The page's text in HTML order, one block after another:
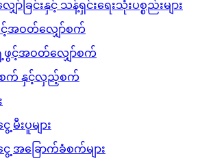
င်းနှင့် ကတ်စတင်းစက်များ
စက်များ
ာ်ခြင်းနှင့် သန့်ရှင်းရေးသုံးပစ္စည်းများ
င့်အဝတ်လျှော်စက်
င့်အဝတ်လျှော်စက်
စက် နှင့်လှည့်စက်